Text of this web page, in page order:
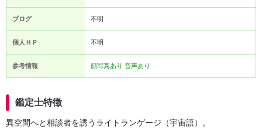
ブログ 不明
個人ＨＰ 不明
参考情報 顔写真あり 音声あり
鑑定士特徴
異空間へと相談者を誘うライトランゲージ（宇宙語）。